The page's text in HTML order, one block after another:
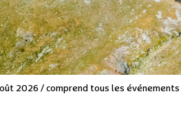
2026 / comprend tous les